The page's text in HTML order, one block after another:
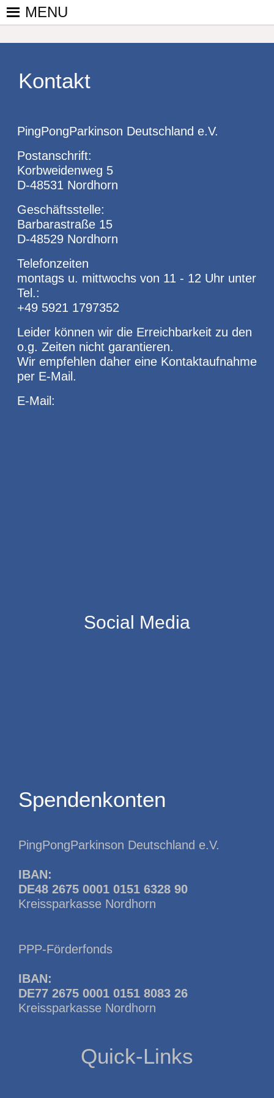
Skip
PINGPONGPARKINSON
ist der
bundesweite
von
kooperierenden
der sich – mit dem
– überwiegend
ehrenamtlich um
Personen mit
Parkinson und
deren Angehörige
kümmert.
MENU
Kontakt
PingPongParkinson Deutschland e.V.
Postanschrift:
Korbweidenweg 5
D-48531 Nordhorn
Geschäftsstelle:
Barbarastraße 15
D-48529 Nordhorn
Telefonzeiten
montags u. mittwochs von 11 - 12 Uhr unter
Tel.:
+49 5921 1797352
Leider können wir die Erreichbarkeit zu den
o.g. Zeiten nicht garantieren.
Wir empfehlen daher eine Kontaktaufnahme
per E-Mail.
E-Mail:
Social Media
Spendenkonten
PingPongParkinson Deutschland e.V.
IBAN:
DE48 2675 0001 0151 6328 90
Kreissparkasse Nordhorn
PPP-Förderfonds
IBAN:
DE77 2675 0001 0151 8083 26
Kreissparkasse Nordhorn
Quick-Links